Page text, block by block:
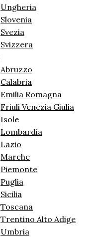
Ungheria
Slovenia
Svezia
Svizzera
Abruzzo
Calabria
Emilia Romagna
Friuli Venezia Giulia
Isole
Lombardia
Lazio
Marche
Piemonte
Puglia
Sicilia
Toscana
Trentino Alto Adige
Umbria